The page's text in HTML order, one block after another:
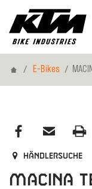
HomeE-Bikes
Händlersuche
MACINA